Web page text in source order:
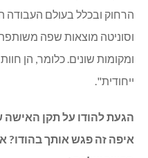
הרחוק ובכלל בעולם העבודה
וסוניטה מוצאות שפה
ומקומות שונים. כלומר, הן
ייחודית".
הגעת להודו על תקן האישה
איפה זה פגש אותך בהודו?